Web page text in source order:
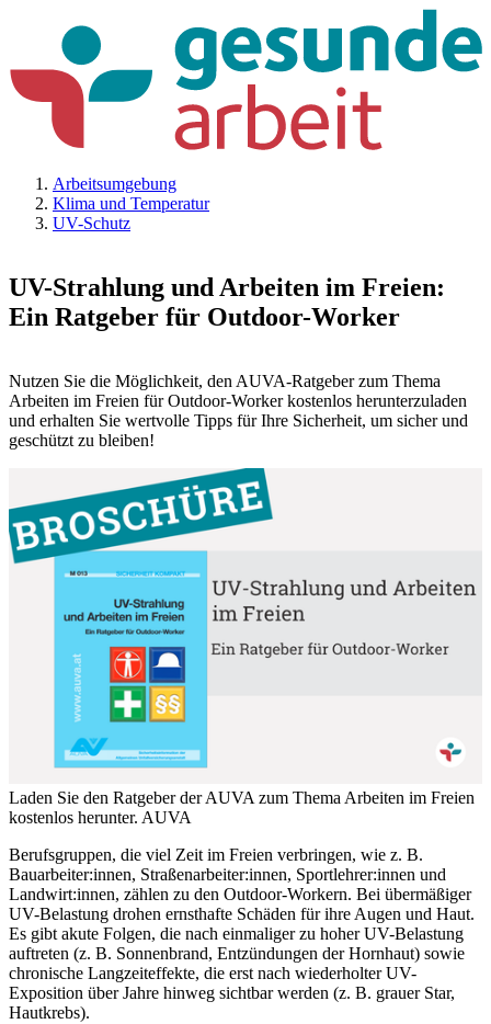
Arbeitsumgebung
Klima und Temperatur
UV-Schutz
UV-Strahlung und Arbeiten im Freien:
Ein Ratgeber für Outdoor-Worker
Nutzen Sie die Möglichkeit, den AUVA-Ratgeber zum Thema
Arbeiten im Freien für Outdoor-Worker kostenlos herunterzuladen
und erhalten Sie wertvolle Tipps für Ihre Sicherheit, um sicher und
geschützt zu bleiben!
Laden Sie den Ratgeber der AUVA zum Thema Arbeiten im Freien
kostenlos herunter. AUVA
Berufsgruppen, die viel Zeit im Freien verbringen, wie z. B.
Bauarbeiter:innen, Straßenarbeiter:innen, Sportlehrer:innen und
Landwirt:innen, zählen zu den Outdoor-Workern. Bei übermäßiger
UV-Belastung drohen ernsthafte Schäden für ihre Augen und Haut.
Es gibt akute Folgen, die nach einmaliger zu hoher UV-Belastung
auftreten (z. B. Sonnenbrand, Entzündungen der Hornhaut) sowie
chronische Langzeiteffekte, die erst nach wiederholter UV-
Exposition über Jahre hinweg sichtbar werden (z. B. grauer Star,
Hautkrebs).